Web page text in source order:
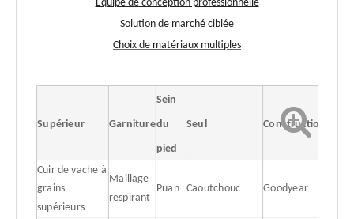
Équipe de conception professionnelle
Solution de marché ciblée
Choix de matériaux multiples
Supérieur Garniture
Sein
du
pied
Seul Construction
Cuir de vache à
grains
supérieurs
Maillage
respirant
Puan Caoutchouc Goodyear